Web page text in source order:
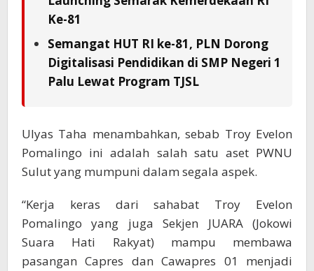
Ke-81
Semangat HUT RI ke-81, PLN Dorong
Digitalisasi Pendidikan di SMP Negeri 1
Palu Lewat Program TJSL
Ulyas Taha menambahkan, sebab Troy Evelon
Pomalingo ini adalah salah satu aset PWNU
Sulut yang mumpuni dalam segala aspek.
“Kerja keras dari sahabat Troy Evelon
Pomalingo yang juga Sekjen JUARA (Jokowi
Suara Hati Rakyat) mampu membawa
pasangan Capres dan Cawapres 01 menjadi